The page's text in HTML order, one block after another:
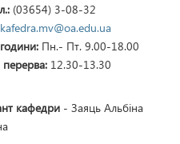
(03654) 3-08-32
kafedra.mv@oa.edu.ua
Пн.- Пт. 9.00-18.00
12.30-13.30
кафедри - Заяць Альбіна